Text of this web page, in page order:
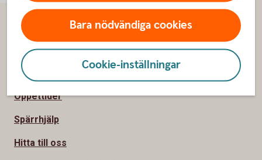
Bara nödvändiga cookies
Cookie-inställningar
Sidfot
Hitta snabbt
Kontakta oss
Öppettider
Spärrhjälp
Hitta till oss